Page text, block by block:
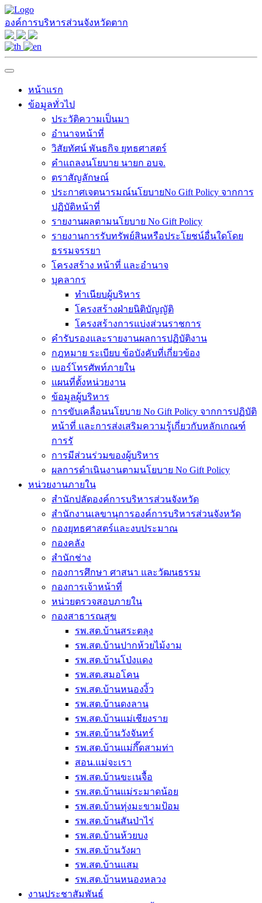
องค์การบริหารส่วนจังหวัดตาก
หน้าแรก
ข้อมูลทั่วไป
ประวัติความเป็นมา
อำนาจหน้าที่
วิสัยทัศน์ พันธกิจ ยุทธศาสตร์
คำแถลงนโยบาย นายก อบจ.
ตราสัญลักษณ์
ประกาศเจตนารมณ์นโยบายNo Gift Policy จากการ
ปฏิบัติหน้าที่
รายงานผลตามนโยบาย No Gift Policy
รายงานการรับทรัพย์สินหรือประโยชน์อื่นใดโดย
ธรรมจรรยา
โครงสร้าง หน้าที่ และอำนาจ
บุคลากร
ทำเนียบผู้บริหาร
โครงสร้างฝ่ายนิติบัญญัติ
โครงสร้างการแบ่งส่วนราชการ
คำรับรองและรายงานผลการปฏิบัติงาน
กฎหมาย ระเบียบ ข้อบังคับที่เกี่ยวข้อง
เบอร์โทรศัพท์ภายใน
แผนที่ตั้งหน่วยงาน
ข้อมูลผู้บริหาร
การขับเคลื่อนนโยบาย No Gift Policy จากการปฏิบัติ
หน้าที่ และการส่งเสริมความรู้เกี่ยวกับหลักเกณฑ์
การรั
การมีส่วนร่วมของผู้บริหาร
ผลการดำเนินงานตามนโยบาย No Gift Policy
หน่วยงานภายใน
สำนักปลัดองค์การบริหารส่วนจังหวัด
สำนักงานเลขานุการองค์การบริหารส่วนจังหวัด
กองยุทธศาสตร์และงบประมาณ
กองคลัง
สำนักช่าง
กองการศึกษา ศาสนา และวัฒนธรรม
กองการเจ้าหน้าที่
หน่วยตรวจสอบภายใน
กองสาธารณสุข
รพ.สต.บ้านสระตลุง
รพ.สต.บ้านปากห้วยไม้งาม
รพ.สต.บ้านโป่งแดง
รพ.สต.สมอโคน
รพ.สต.บ้านหนองงิ้ว
รพ.สต.บ้านดงลาน
รพ.สต.บ้านแม่เชียงราย
รพ.สต.บ้านวังจันทร์
รพ.สต.บ้านแม่กึ๊ดสามท่า
สอน.แม่จะเรา
รพ.สต.บ้านขะเนจื้อ
รพ.สต.บ้านแม่ระมาดน้อย
รพ.สต.บ้านทุ่งมะขามป้อม
รพ.สต.บ้านสันป่าไร่
รพ.สต.บ้านห้วยบง
รพ.สต.บ้านวังผา
รพ.สต.บ้านแสม
รพ.สต.บ้านหนองหลวง
งานประชาสัมพันธ์